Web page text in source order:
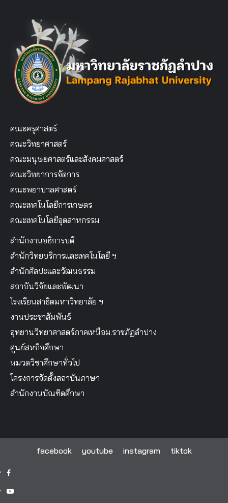
คณะครุศาสตร์
คณะวิทยาศาสตร์
คณะมนุษยศาสตร์และสังคมศาสตร์
คณะวิทยาการจัดการ
คณะพยาบาลศาสตร์
คณะเทคโนโลยีการเกษตร
คณะเทคโนโลยีอุตสาหกรรม
สำนักงานอธิการบดี
สำนักวิทยบริการและเทคโนโลยี ฯ
สำนักศิลปะและวัฒนธรรม
สถาบันวิจัยและพัฒนา
โรงเรียนสาธิตมหาวิทยาลัย ฯ
งานประชาสัมพันธ์
อุทยานวิทยาศาสตร์ภาคเหนือม.ราชภัฏลำปาง
ศูนย์สหกิจศึกษา
หมวดวิชาศึกษาทั่วไป
โครงการจัดตั้งสถาบันภาษา
สำนักงานบัณฑิตศึกษา
facebook youtube instagram tiktok
facebook
youtube